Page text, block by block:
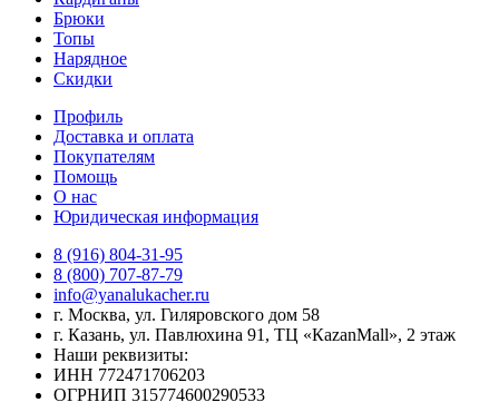
Брюки
Топы
Нарядное
Скидки
Профиль
Доставка и оплата
Покупателям
Помощь
О нас
Юридическая информация
8 (916) 804-31-95
8 (800) 707-87-79
info@yanalukacher.ru
г. Москва, ул. Гиляровского дом 58
г. Казань, ул. Павлюхина 91, ТЦ «КazanMall», 2 этаж
Наши реквизиты:
ИНН 772471706203
ОГРНИП 315774600290533